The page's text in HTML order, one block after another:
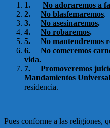
1. No adoraremos a
2. No blasfemaremos.
3. No asesinaremos.
4. No robaremos.
5. No mantendremos
6. No comeremos
vida.
7. Promoveremos
Mandamientos
residencia.
Pues conforme a las religiones,